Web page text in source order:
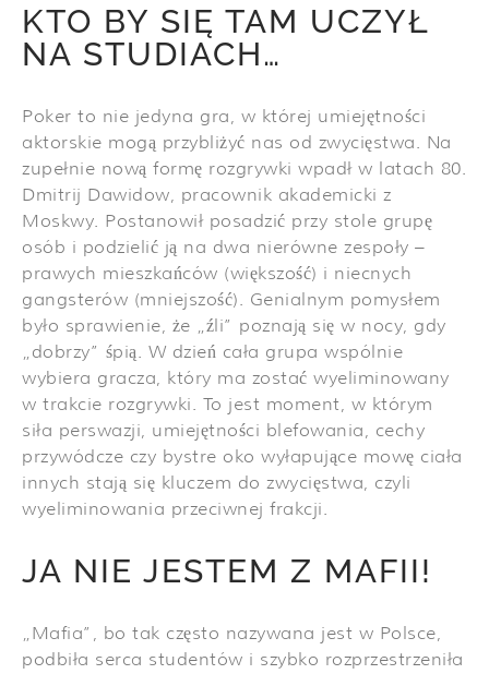
KTO BY SIĘ TAM UCZYŁ
NA STUDIACH…
Poker to nie jedyna gra, w której umiejętności
aktorskie mogą przybliżyć nas od zwycięstwa. Na
zupełnie nową formę rozgrywki wpadł w latach 80.
Dmitrij Dawidow, pracownik akademicki z
Moskwy. Postanowił posadzić przy stole grupę
osób i podzielić ją na dwa nierówne zespoły –
prawych mieszkańców (większość) i niecnych
gangsterów (mniejszość). Genialnym pomysłem
było sprawienie, że „źli” poznają się w nocy, gdy
„dobrzy” śpią. W dzień cała grupa wspólnie
wybiera gracza, który ma zostać wyeliminowany
w trakcie rozgrywki. To jest moment, w którym
siła perswazji, umiejętności blefowania, cechy
przywódcze czy bystre oko wyłapujące mowę ciała
innych stają się kluczem do zwycięstwa, czyli
wyeliminowania przeciwnej frakcji.
JA NIE JESTEM Z MAFII!
„Mafia”, bo tak często nazywana jest w Polsce,
podbiła serca studentów i szybko rozprzestrzeniła